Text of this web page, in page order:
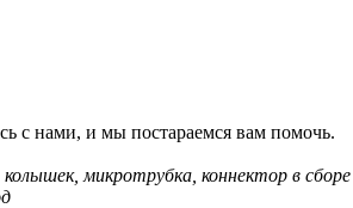
с нами, и мы постараемся вам помочь.
микротрубка, коннектор в сборе